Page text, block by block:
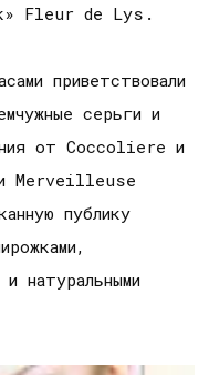
Fleur de Lys.
приветствовали
серьги и
от Сoccoliere и
Merveilleuse
публику
натуральными